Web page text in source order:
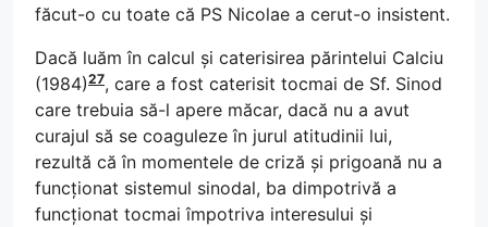
făcut-o cu toate că PS Nicolae a cerut-o insistent.
Dacă luăm în calcul și caterisirea părintelui Calciu
(1984)27, care a fost caterisit tocmai de Sf. Sinod
care trebuia să-l apere măcar, dacă nu a avut
curajul să se coaguleze în jurul atitudinii lui,
rezultă că în momentele de criză și prigoană nu a
funcționat sistemul sinodal, ba dimpotrivă a
funcționat tocmai împotriva interesului și